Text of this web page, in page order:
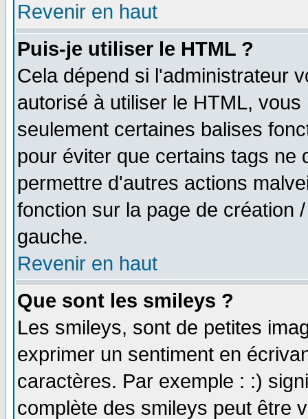
Revenir en haut
Puis-je utiliser le HTML ?
Cela dépend si l'administrateur
autorisé à utiliser le HTML,
seulement certaines balises
pour éviter que certains tags ne
permettre d'autres actions
fonction sur la page de création
gauche.
Revenir en haut
Que sont les smileys ?
Les smileys, sont de petites
exprimer un sentiment en
caractères. Par exemple : :)
complète des smileys peut être